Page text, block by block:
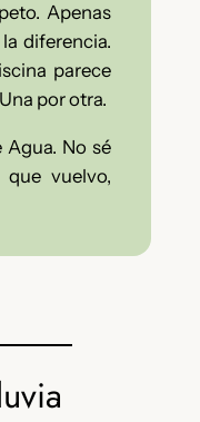
Apenas
diferencia.
parece
por otra.
Agua. No sé
vuelvo,